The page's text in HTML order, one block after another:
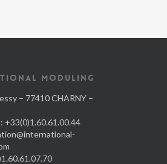
MODULING
– 77410 CHARNY –
+33(0)1.60.61.00.44